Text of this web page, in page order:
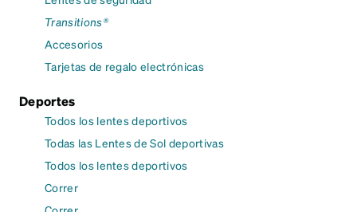
Transitions®
Accesorios
Tarjetas de regalo electrónicas
Deportes
Todos los lentes deportivos
Todas las Lentes de Sol deportivas
Todos los lentes deportivos
Correr